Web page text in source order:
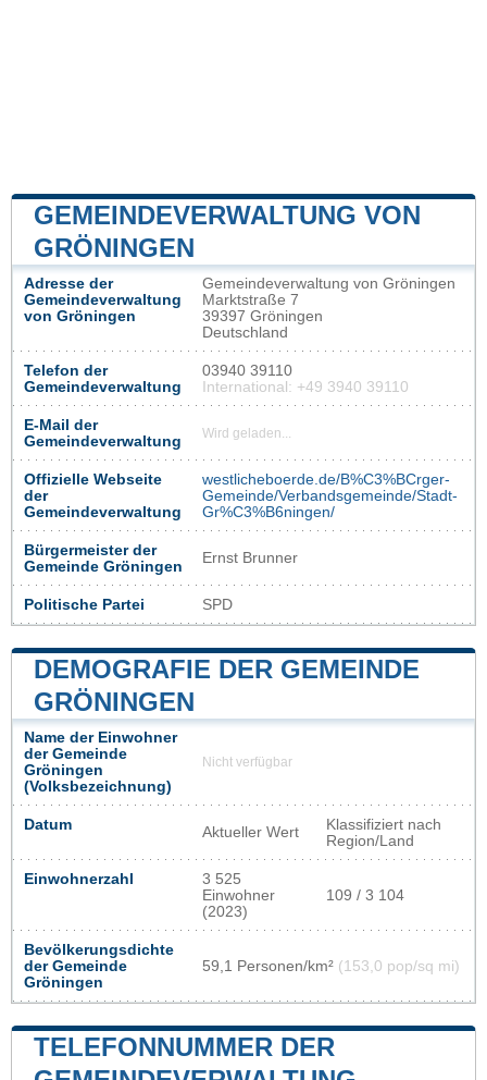
GEMEINDEVERWALTUNG VON
GRÖNINGEN
Adresse der
Gemeindeverwaltung
von Gröningen
Gemeindeverwaltung von Gröningen
Marktstraße 7
39397 Gröningen
Deutschland
Telefon der
Gemeindeverwaltung
03940 39110
International: +49 3940 39110
E-Mail der
Gemeindeverwaltung
Wird geladen...
Offizielle Webseite
der
Gemeindeverwaltung
westlicheboerde.de/B%C3%BCrger-
Gemeinde/Verbandsgemeinde/Stadt-
Gr%C3%B6ningen/
Bürgermeister der
Gemeinde Gröningen
Ernst Brunner
Politische Partei SPD
DEMOGRAFIE DER GEMEINDE
GRÖNINGEN
Name der Einwohner
der Gemeinde
Gröningen
(Volksbezeichnung)
Nicht verfügbar
Datum Aktueller Wert
Klassifiziert nach
Region/Land
Einwohnerzahl
3 525
Einwohner
(2023)
109 / 3 104
Bevölkerungsdichte
der Gemeinde
Gröningen
59,1 Personen/km² (153,0 pop/sq mi)
TELEFONNUMMER DER